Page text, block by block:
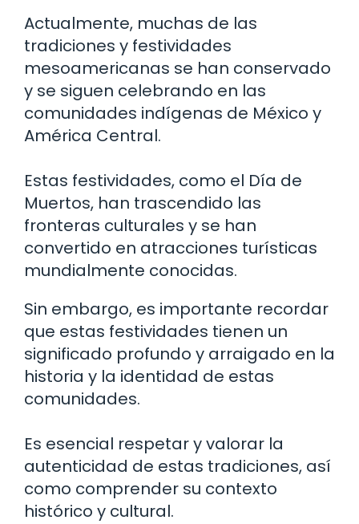
Actualmente, muchas de las
tradiciones y festividades
mesoamericanas se han conservado
y se siguen celebrando en las
comunidades indígenas de México y
América Central.
Estas festividades, como el Día de
Muertos, han trascendido las
fronteras culturales y se han
convertido en atracciones turísticas
mundialmente conocidas.
Sin embargo, es importante recordar
que estas festividades tienen un
significado profundo y arraigado en la
historia y la identidad de estas
comunidades.
Es esencial respetar y valorar la
autenticidad de estas tradiciones, así
como comprender su contexto
histórico y cultural.